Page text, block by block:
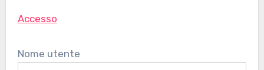
Accesso
Nome utente